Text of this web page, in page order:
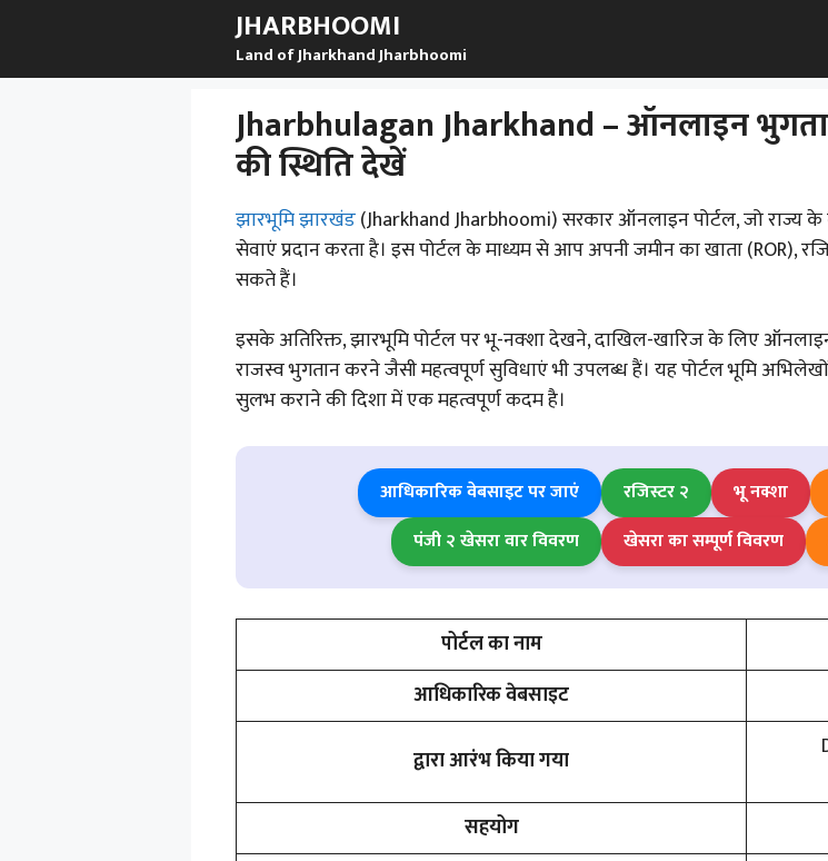
content
JHARBHOOMI
Land of Jharkhand Jharbhoomi
Jharbhulagan Jharkhand – ऑनलाइन
की स्थिति देखें
झारभूमि झारखंड(Jharkhand Jharbhoomi) सरकार ऑनलाइन पोर्टल, जो राज्य के
सेवाएं प्रदान करता है। इस पोर्टल के माध्यम से आप अपनी जमीन का खाता (ROR),
सकते हैं।
इसके अतिरिक्त, झारभूमि पोर्टल पर भू-नक्शा देखने, दाखिल-खारिज के लिए
राजस्व भुगतान करने जैसी महत्वपूर्ण सुविधाएं भी उपलब्ध हैं। यह पोर्टल भूमि
सुलभ कराने की दिशा में एक महत्वपूर्ण कदम है।
आधिकारिक वेबसाइट पर जाएं रजिस्टर २ भू नक्शा
पंजी २ खेसरा वार विवरण
खेसरा का सम्पूर्ण विवरण
पोर्टल का नाम
आधिकारिक वेबसाइट
द्वारा आरंभ किया गया
सहयोग